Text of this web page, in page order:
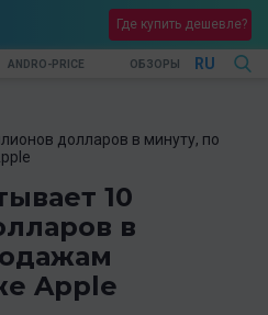
Где купить дешевле?
ANDRO-PRICE ОБЗОРЫ RU
долларов в минуту, по
10
в
Apple